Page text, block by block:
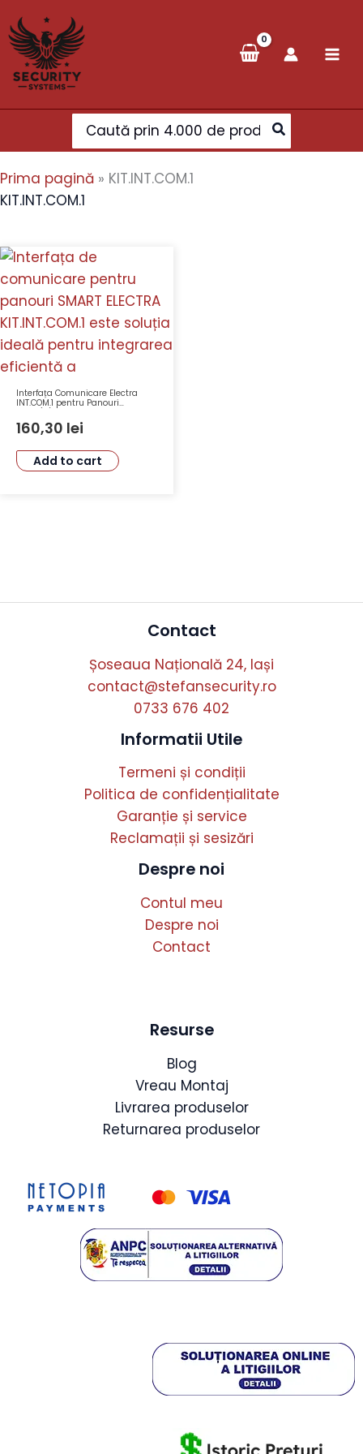
to
content
Search
for:
Prima pagină » KIT.INT.COM.1
KIT.INT.COM.1
Interfața Comunicare Electra
INT.COM.1 pentru Panouri
160,30 lei
Add to cart
Contact
Șoseaua Națională 24, Iași
contact@stefansecurity.ro
0733 676 402
Informatii Utile
Termeni și condiții
Politica de confidențialitate
Garanție și service
Reclamații și sesizări
Despre noi
Contul meu
Despre noi
Contact
Resurse
Blog
Vreau Montaj
Livrarea produselor
Returnarea produselor